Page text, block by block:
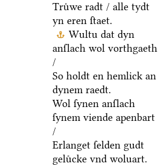
Truͤwe radt / alle tydt
yn eren ſtaet.
Wultu dat dyn
anſlach wol vorthgaeth
/
So holdt en hemlick an
dynem raedt.
Wol ſynen anſlach
ſynem viende apenbart
/
Erlanget ſelden gudt
geluͤcke vnd woluart.